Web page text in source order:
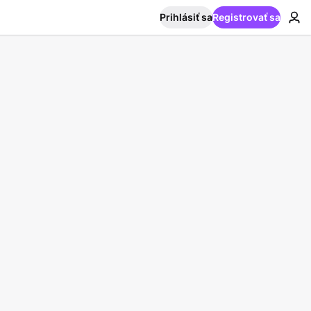
Prihlásiť saRegistrovať sa